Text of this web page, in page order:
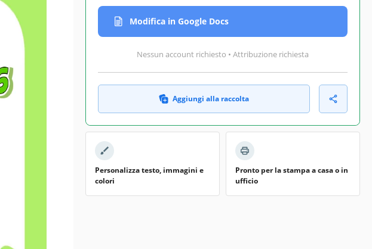
Modifica in Google Docs
Nessun account richiesto • Attribuzione richiesta
Aggiungi alla raccolta
Personalizza testo, immagini e
colori
Pronto per la stampa a casa o in
ufficio